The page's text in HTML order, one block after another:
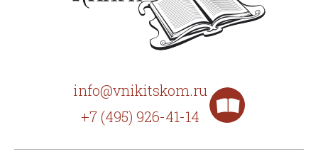
info@vnikitskom.ru
+7 (495) 926-41-14